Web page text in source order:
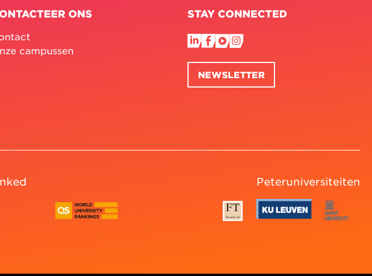
ONS
campussen
STAY CONNECTED
NEWSLETTER
Peteruniversiteiten